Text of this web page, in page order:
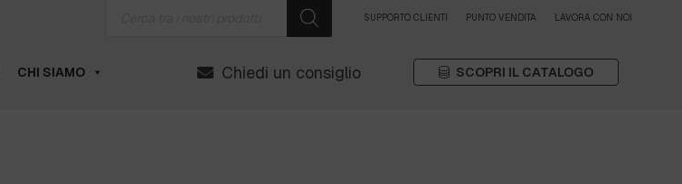
SUPPORTO CLIENTI PUNTO VENDITA LAVORA CON NOI
CHI SIAMO Chiedi un consiglio SCOPRI IL CATALOGO